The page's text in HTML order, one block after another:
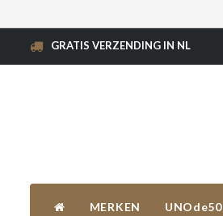
GRATIS VERZENDING IN NL
MERKEN UNOde50